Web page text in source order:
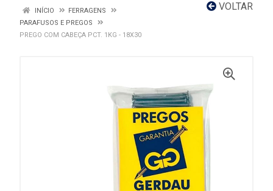
VOLTAR
INÍCIO
FERRAGENS
PARAFUSOS E PREGOS
PREGO COM CABEÇA PCT. 1KG - 18X30